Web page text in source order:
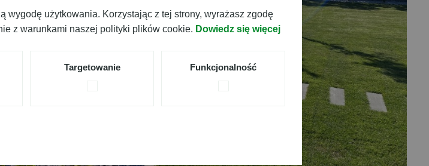
wygodę użytkowania. Korzystając z tej strony, wyrażasz zgodę
z warunkami naszej polityki plików cookie. Dowiedz się więcej
Targetowanie Funkcjonalność